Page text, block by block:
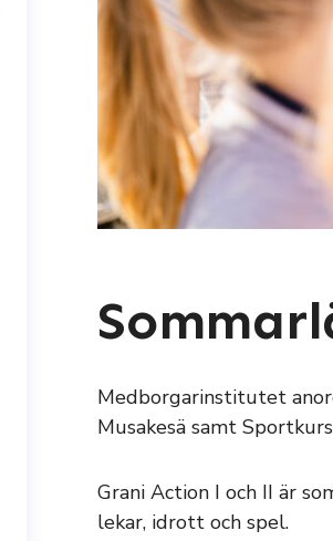
Medborgarinstitutet
Musakesä samt
Grani Action I och II är
lekar, idrott och spel.